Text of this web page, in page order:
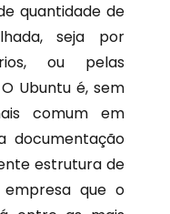
quantidade de
seja por
ou pelas
Ubuntu é, sem
comum em
documentação
estrutura de
empresa que o